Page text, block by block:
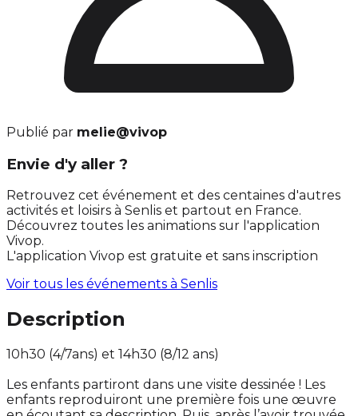
Publié par melie@vivop
Envie d'y aller ?
Retrouvez cet événement et des centaines d'autres
activités et loisirs à Senlis et partout en France.
Découvrez toutes les animations sur l'application
Vivop.
L'application Vivop est gratuite et sans inscription
Voir tous les événements à Senlis
Description
10h30 (4/7ans) et 14h30 (8/12 ans)
Les enfants partiront dans une visite dessinée ! Les
enfants reproduiront une première fois une œuvre